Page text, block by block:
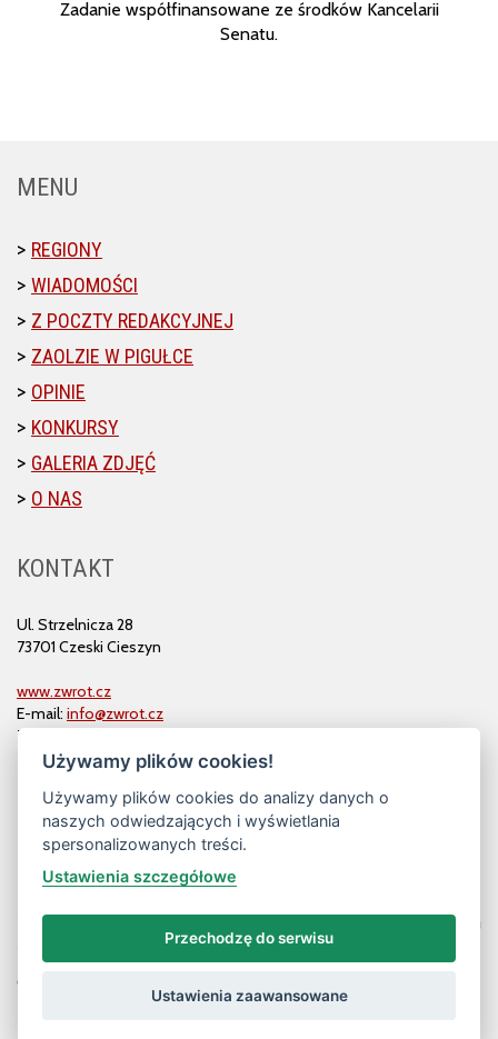
Zadanie współfinansowane ze środków Kancelarii
Senatu.
MENU
REGIONY
WIADOMOŚCI
Z POCZTY REDAKCYJNEJ
ZAOLZIE W PIGUŁCE
OPINIE
KONKURSY
GALERIA ZDJĘĆ
O NAS
KONTAKT
Ul. Strzelnicza 28
73701 Czeski Cieszyn
www.zwrot.cz
E-mail: info@zwrot.cz
Tel. i faks: 558 711 582
© ZWROT
Używamy plików cookies!
Używamy plików cookies do analizy danych o
naszych odwiedzających i wyświetlania
spersonalizowanych treści.
Ustawienia szczegółowe
Przechodzę do serwisu
Ustawienia zaawansowane